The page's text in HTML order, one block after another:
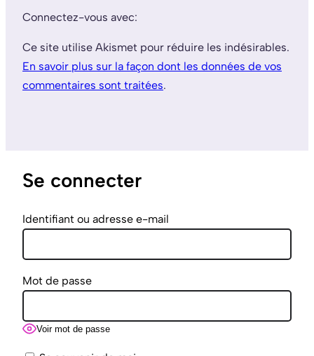
Connectez-vous avec:
Ce site utilise Akismet pour réduire les indésirables.
En savoir plus sur la façon dont les données de vos
commentaires sont traitées.
Se connecter
Identifiant ou adresse e-mail
Mot de passe
Voir mot de passe